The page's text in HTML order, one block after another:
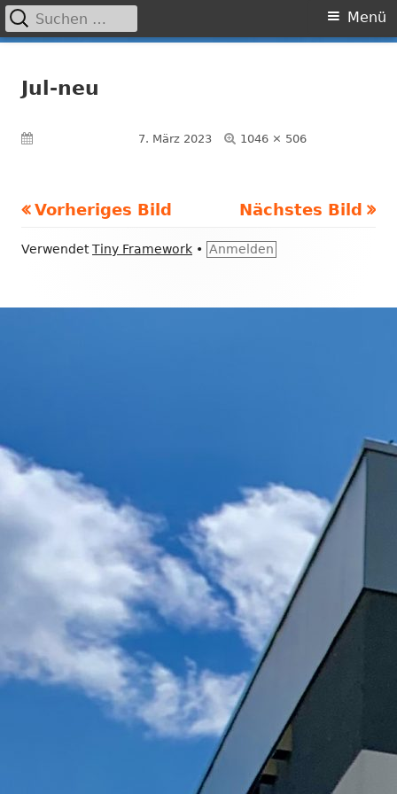
zum
Inhalt
Primäres
Menü
Suchen
nach:
Jul-neu
7. März 2023 Volle
1046 × 506
Vorheriges Bild Nächstes Bild
Footer
VerwendetTiny Framework • Anmelden